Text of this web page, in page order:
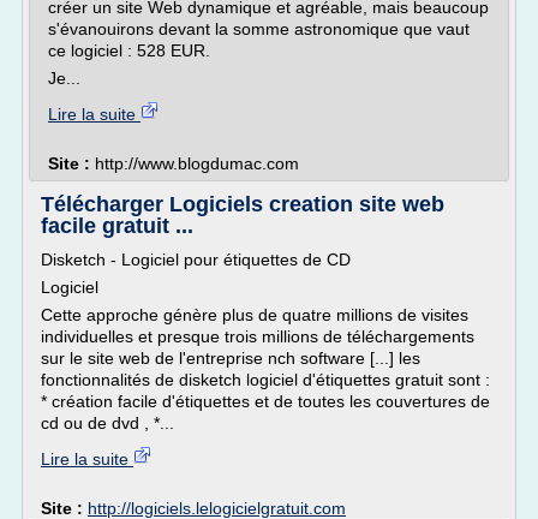
créer un site Web dynamique et agréable, mais beaucoup
s'évanouirons devant la somme astronomique que vaut
ce logiciel : 528 EUR.
Je...
Lire la suite
Site : http://www.blogdumac.com
Télécharger Logiciels creation site web
facile gratuit ...
Disketch - Logiciel pour étiquettes de CD
Logiciel
Cette approche génère plus de quatre millions de visites
individuelles et presque trois millions de téléchargements
sur le site web de l'entreprise nch software [...] les
fonctionnalités de disketch logiciel d'étiquettes gratuit sont :
* création facile d'étiquettes et de toutes les couvertures de
cd ou de dvd , *...
Lire la suite
Site : http://logiciels.lelogicielgratuit.com